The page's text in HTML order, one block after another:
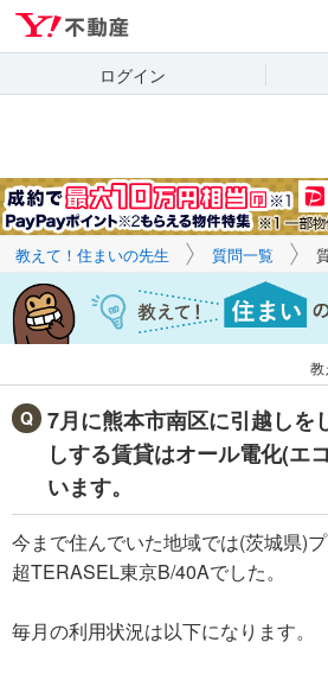
ログイン
教えて！住まいの先生 質問一覧
教
7月に熊本市南区に引越しを
しする賃貸はオール電化(エ
います。
今まで住んでいた地域では(茨城県)
超TERASEL東京B/40Aでした。
毎月の利用状況は以下になります。